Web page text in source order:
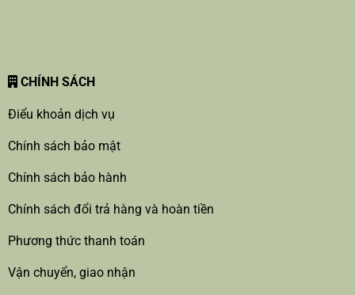
CHÍNH SÁCH
Điểu khoản dịch vụ
Chính sách bảo mật
Chính sách bảo hành
Chính sách đổi trả hàng và hoàn tiền
Phương thức thanh toán
Vận chuyển, giao nhận